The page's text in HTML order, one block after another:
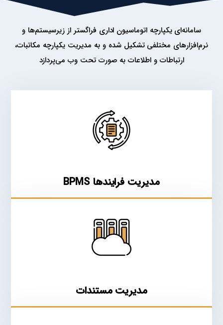
سامانه‌ای یکپارچه اتوماسیون اداری فراگستر از زیرسیستم‌ها و
نرم‌افزارهای مختلفی تشکیل شده و به مدیریت یکپارچه مکاتبات،
ارتباطات و اطلاعات به صورت تحت وب می‌پردازد
مدیریت فرایندها BPMS
مدیریت مستندات